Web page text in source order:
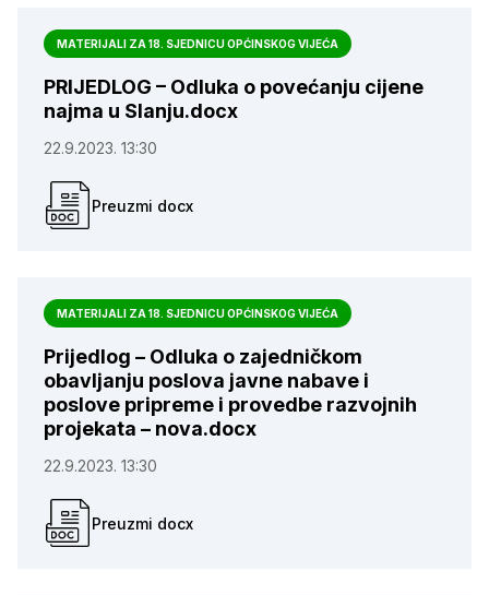
MATERIJALI ZA 18. SJEDNICU OPĆINSKOG VIJEĆA
PRIJEDLOG – Odluka o povećanju cijene
najma u Slanju.docx
22.9.2023. 13:30
Preuzmi docx
MATERIJALI ZA 18. SJEDNICU OPĆINSKOG VIJEĆA
Prijedlog – Odluka o zajedničkom
obavljanju poslova javne nabave i
poslove pripreme i provedbe razvojnih
projekata – nova.docx
22.9.2023. 13:30
Preuzmi docx